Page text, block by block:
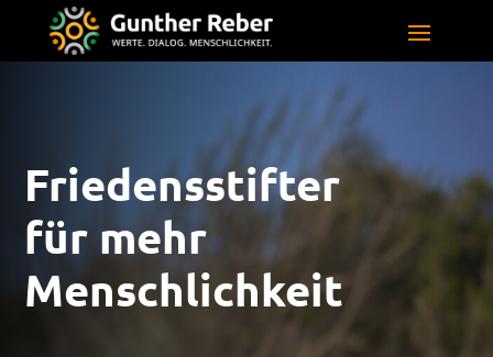
Friedensstifter
für mehr
Menschlichkeit